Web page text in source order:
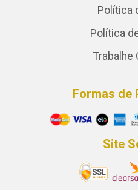
Política
Política
Trabalhe
Formas de
Site